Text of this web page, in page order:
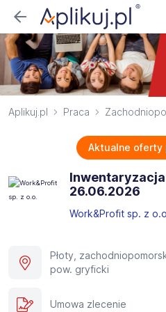
Aplikuj.pl Praca
Aktualne oferty
Inwentaryzacja
26.06.2026​
Work&Profit sp. z
Płoty,
pow. gryficki
Umowa zlecenie